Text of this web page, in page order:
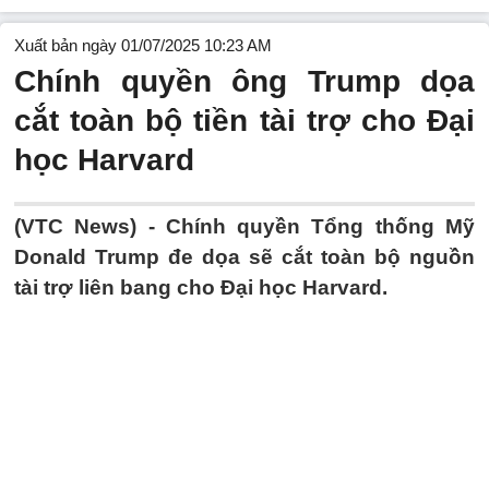
Xuất bản ngày 01/07/2025 10:23 AM
Chính quyền ông Trump dọa
cắt toàn bộ tiền tài trợ cho Đại
học Harvard
(VTC News) - Chính quyền Tổng thống Mỹ
Donald Trump đe dọa sẽ cắt toàn bộ nguồn
tài trợ liên bang cho Đại học Harvard.